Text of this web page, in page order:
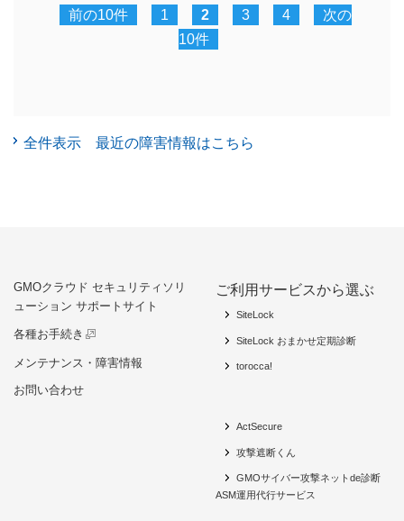
前の10件 1 2 3 4
次の
10件
全件表示 最近の障害情報はこちら
GMOクラウド セキュリティソリ
ューション サポートサイト
各種お手続き
メンテナンス・障害情報
お問い合わせ
ご利用サービスから選ぶ
SiteLock
SiteLock おまかせ定期診断
torocca!
ActSecure
攻撃遮断くん
GMOサイバー攻撃ネットde診断
ASM運用代行サービス